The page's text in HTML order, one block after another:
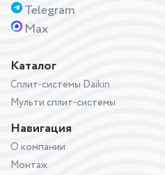
Каталог
Сплит-системы Daikin
Мульти сплит-системы
Навигация
О компании
Монтаж
Telegram
Max